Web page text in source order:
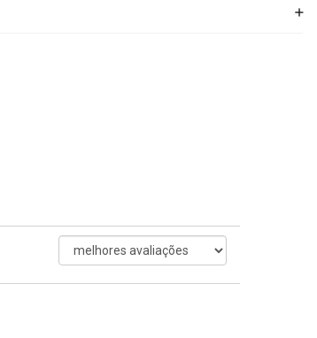
ordenar
avaliações